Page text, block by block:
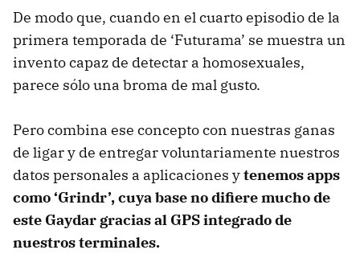
De modo que, cuando en el cuarto episodio de la
primera temporada de ‘Futurama’ se muestra un
invento capaz de detectar a homosexuales,
parece sólo una broma de mal gusto.
Pero combina ese concepto con nuestras ganas
de ligar y de entregar voluntariamente nuestros
datos personales a aplicaciones ytenemos apps
como ‘Grindr’, cuya base no difiere mucho de
este Gaydar gracias al GPS integrado de
nuestros terminales.